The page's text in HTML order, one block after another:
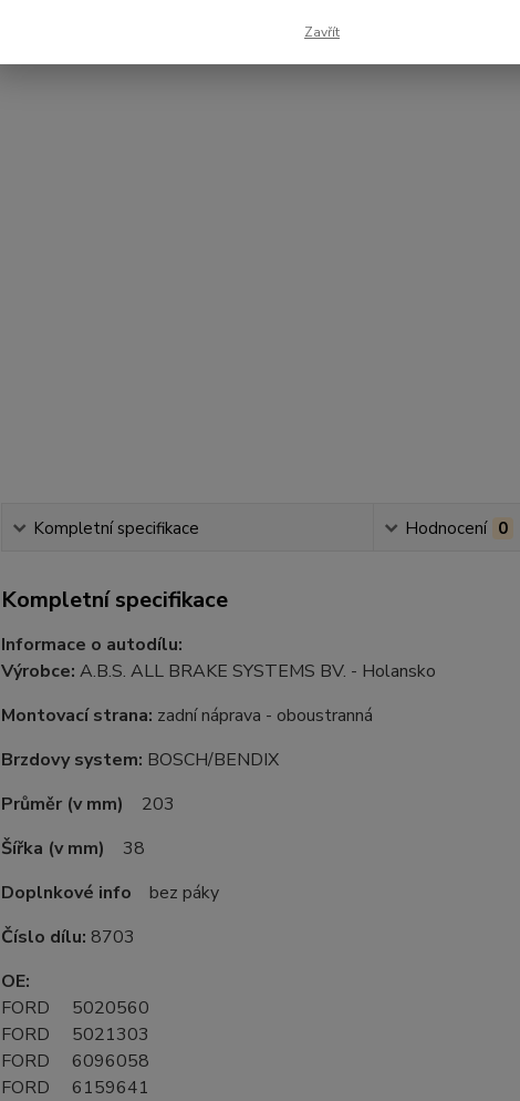
Kompletní specifikace Hodnocení 0
Kompletní specifikace
Informace o autodílu:
Výrobce: A.B.S. ALL BRAKE SYSTEMS BV. - Holansko
Montovací strana: zadní náprava - oboustranná
Brzdovy system: BOSCH/BENDIX
Průměr (v mm) 203
Šířka (v mm)
38
Doplnkové info bez páky
Číslo dílu: 8703
OE:
FORD 5020560
FORD 5021303
FORD 6096058
FORD 6159641
Zavřít